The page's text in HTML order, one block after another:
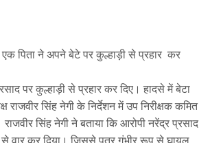
पिता ने अपने बेटे पर कुल्हाड़ी से प्रहार कर
पर कुल्हाड़ी से प्रहार कर दिए। हादसे में बेटा
सिंह नेगी के निर्देशन में उप निरीक्षक कमित
सिंह नेगी ने बताया कि आरोपी नरेंद्र प्रसाद
वार कर दिया। जिससे पुत्र गंभीर रूप से घायल